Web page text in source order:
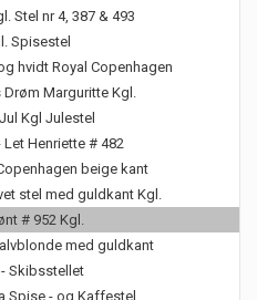
Stel nr 4, 387 & 493
Spisestel
hvidt Royal Copenhagen
Marguritte Kgl.
Kgl Julestel
Henriette # 482
beige kant
stel med guldkant Kgl.
# 952 Kgl.
med guldkant
Skibsstellet
Spise - og Kaffestel